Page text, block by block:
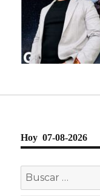
Hoy 07-08-2026
Buscar
por: